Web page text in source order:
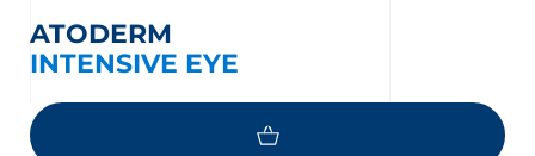
ATODERM
INTENSIVE EYE